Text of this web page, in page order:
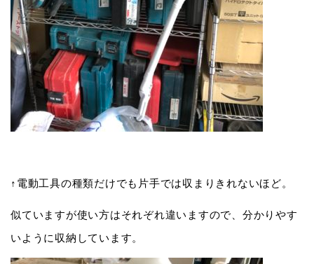
↑電動工具の種類だけでも片手では収まりきれないほど。
似ていますが使い方はそれぞれ違いますので、分かりやす
いように収納しています。